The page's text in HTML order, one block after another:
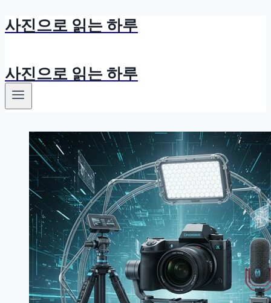
Skip
사진으로 읽는 하루
사진으로 읽는 하루